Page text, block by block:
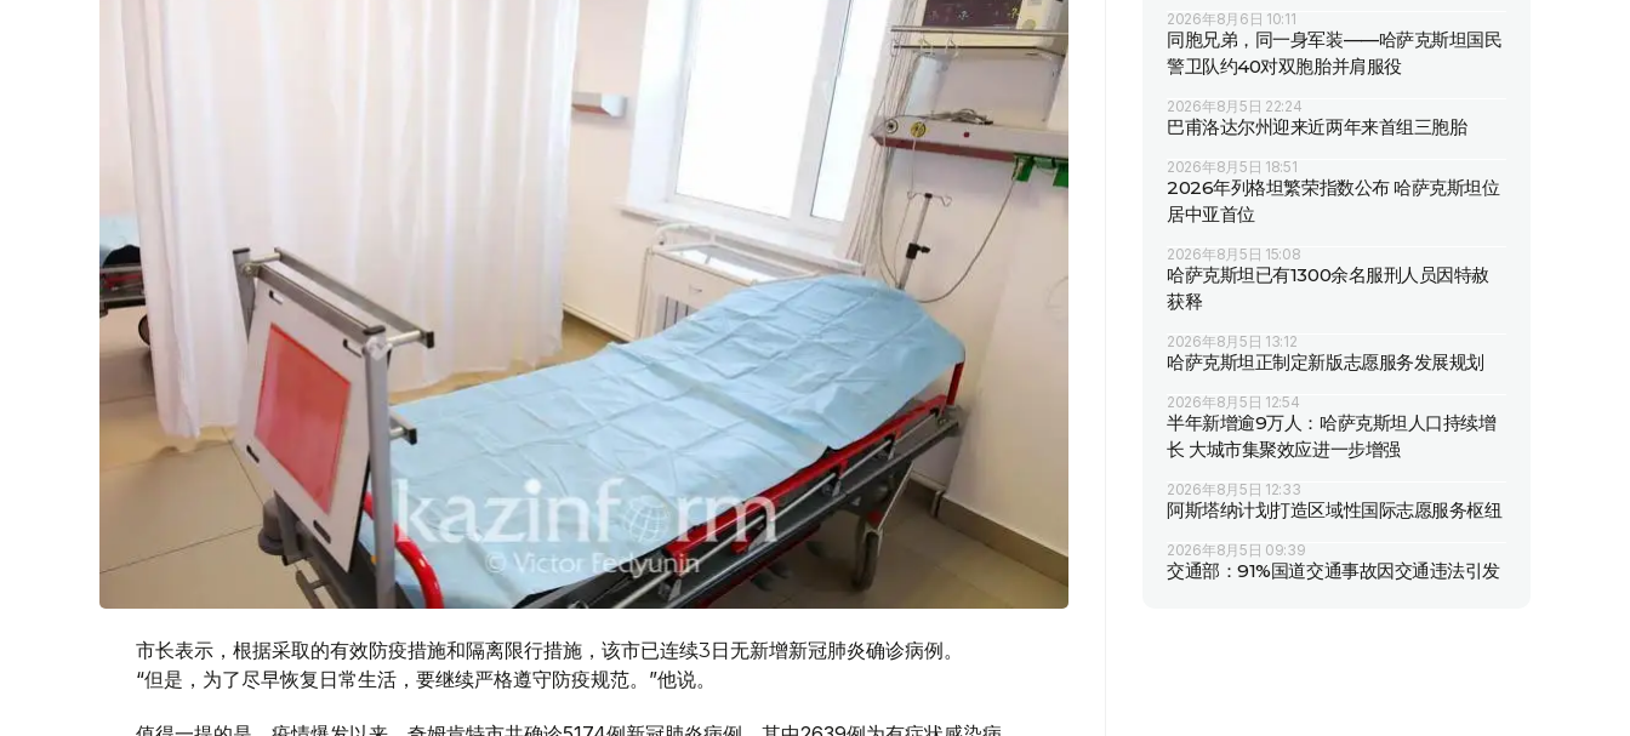
市长表示，根据采取的有效防疫措施和隔离限行措施，该市已连续3日无新增新冠肺炎确诊病例。
“但是，为了尽早恢复日常生活，要继续严格遵守防疫规范。”他说。
2026年8月6日 10:11
同胞兄弟，同一身军装——哈萨克斯坦国民
警卫队约40对双胞胎并肩服役
2026年8月5日 22:24
巴甫洛达尔州迎来近两年来首组三胞胎
2026年8月5日 18:51
2026年列格坦繁荣指数公布 哈萨克斯坦位
居中亚首位
2026年8月5日 15:08
哈萨克斯坦已有1300余名服刑人员因特赦
获释
2026年8月5日 13:12
哈萨克斯坦正制定新版志愿服务发展规划
2026年8月5日 12:54
半年新增逾9万人：哈萨克斯坦人口持续增
长 大城市集聚效应进一步增强
2026年8月5日 12:33
阿斯塔纳计划打造区域性国际志愿服务枢纽
2026年8月5日 09:39
交通部：91%国道交通事故因交通违法引发